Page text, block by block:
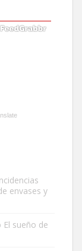
de la zona los
envases y
sueño de